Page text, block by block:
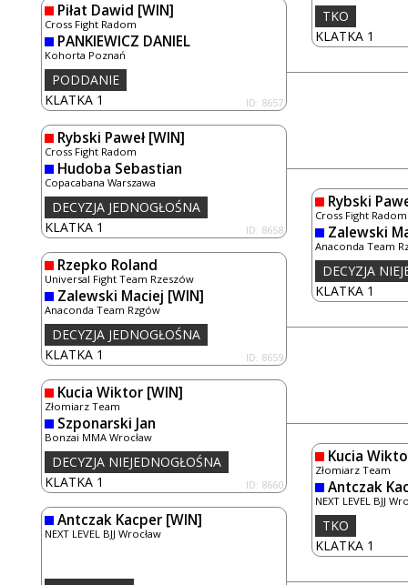
Piłat Dawid [WIN]
Cross Fight Radom
PANKIEWICZ DANIEL
Kohorta Poznań
KLATKA 1 ID: 8657
PODDANIE
Rybski Paweł[WIN]
Cross Fight Radom
Hudoba Sebastian
Copacabana Warszawa
KLATKA 1 ID: 8658
DECYZJA JEDNOGŁOŚNA
Rzepko Roland
Universal Fight Team Rzeszów
Zalewski Maciej [WIN]
Anaconda Team Rzgów
KLATKA 1 ID: 8659
DECYZJA JEDNOGŁOŚNA
Kucia Wiktor [WIN]
Złomiarz Team
Szponarski Jan
Bonzai MMA Wrocław
KLATKA 1 ID: 8660
DECYZJA NIEJEDNOGŁOŚNA
Antczak Kacper [WIN]
NEXT LEVEL BJJ Wrocław
KLATKA 1
TKO
Rybski
Cross Fight Radom
Zalewski
Anaconda Team
KLATKA 1
DECYZJA
Kucia
Złomiarz Team
Antczak
NEXT LEVEL BJJ
KLATKA 1
TKO